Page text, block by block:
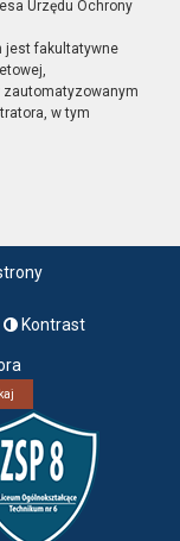
Urzędu Ochrony
jest fakultatywne
zautomatyzowanym
w tym
Kontrast